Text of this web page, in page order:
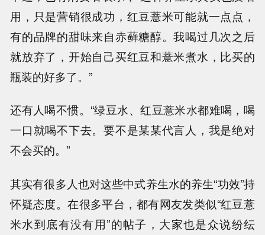
用，只是营销很成功，红豆薏米可能就一点点，
有的品牌的甜味来自赤藓糖醇。我喝过几次之后
就放弃了，开始自己买红豆和薏米煮水，比买的
瓶装的好多了。”
还有人喝不惯。“绿豆水、红豆薏米水都难喝，喝
一口就喝不下去。要不是某某代言人，我是绝对
不会买的。”
其实有很多人也对这些中式养生水的养生“功效”持
怀疑态度。在很多平台，都有网友发类似“红豆薏
米水到底有没有用”的帖子，大家也是众说纷纭